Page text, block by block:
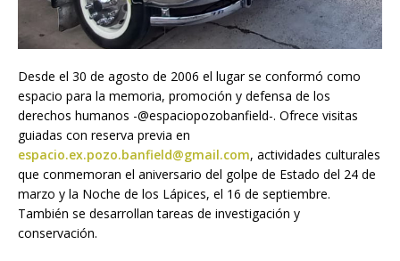
Desde el 30 de agosto de 2006 el lugar se conformó como
espacio para la memoria, promoción y defensa de los
derechos humanos -@espaciopozobanfield-. Ofrece visitas
guiadas con reserva previa en
espacio.ex.pozo.banfield@gmail.com, actividades culturales
que conmemoran el aniversario del golpe de Estado del 24 de
marzo y la Noche de los Lápices, el 16 de septiembre.
También se desarrollan tareas de investigación y
conservación.